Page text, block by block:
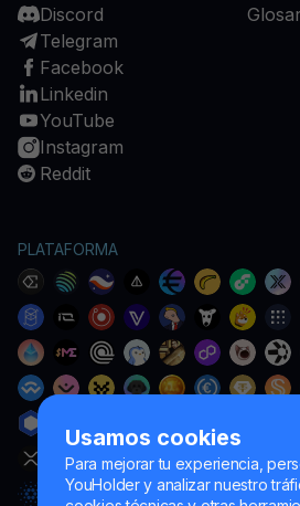
Usamos cookies
Para mejorar tu experiencia,
YouHolder y analizar nuestro
Discord
Telegram
Facebook
Linkedin
YouTube
Instagram
Reddit
PLATAFORMA